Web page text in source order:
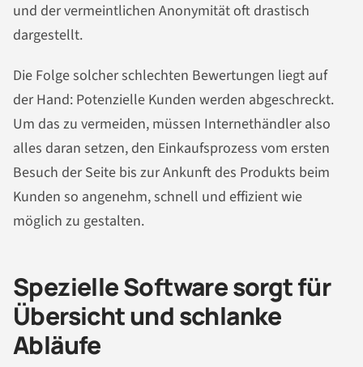
und der vermeintlichen Anonymität oft drastisch
dargestellt.
Die Folge solcher schlechten Bewertungen liegt auf
der Hand: Potenzielle Kunden werden abgeschreckt.
Um das zu vermeiden, müssen Internethändler also
alles daran setzen, den Einkaufsprozess vom ersten
Besuch der Seite bis zur Ankunft des Produkts beim
Kunden so angenehm, schnell und effizient wie
möglich zu gestalten.
Spezielle Software sorgt für
Übersicht und schlanke
Abläufe